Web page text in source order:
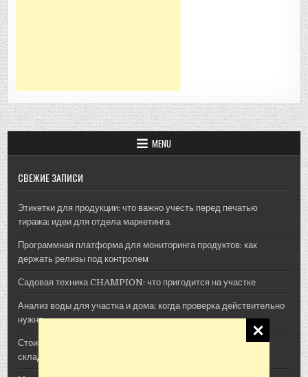
MENU
СВЕЖИЕ ЗАПИСИ
Этикетки для продукции: что важно учесть перед печатью
тиража: идеи для отдела маркетинга
Программная платформа для мониторинга продуктов: как
держать релизы под контролем
Садовая техника CHAMPION: что пригодится на участке
Анализ воды для участка и дома: когда проверка действительно
нужна
Стоимость архитектурной 3D-визуализации: из чего
складывается смета проекта